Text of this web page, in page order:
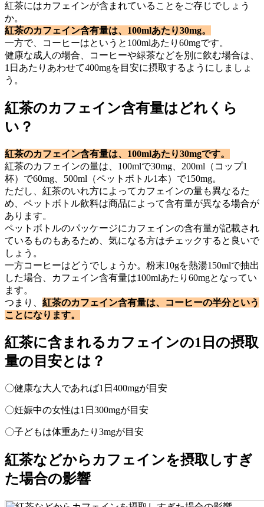
紅茶にはカフェインが含まれていることをご存じでしょう
か。
紅茶のカフェイン含有量は、100mlあたり30mg。
一方で、コーヒーはというと100mlあたり60mgです。
健康な成人の場合、コーヒーや緑茶などを別に飲む場合は、
1日あたりあわせて400mgを目安に摂取するようにしましょ
う。
紅茶のカフェイン含有量はどれくら
い？
紅茶のカフェイン含有量は、100mlあたり30mgです。
紅茶のカフェインの量は、100mlで30mg、200ml（コップ1
杯）で60mg、500ml（ペットボトル1本）で150mg。
ただし、紅茶のいれ方によってカフェインの量も異なるた
め、ペットボトル飲料は商品によって含有量が異なる場合が
あります。
ペットボトルのパッケージにカフェインの含有量が記載され
ているものもあるため、気になる方はチェックすると良いで
しょう。
一方コーヒーはどうでしょうか。粉末10gを熱湯150mlで抽出
した場合、カフェイン含有量は100mlあたり60mgとなってい
ます。
つまり、 紅茶のカフェイン含有量は、コーヒーの半分という
ことになります。
紅茶に含まれるカフェインの1日の摂取
量の目安とは？
〇健康な大人であれば1日400mgが目安
〇妊娠中の女性は1日300mgが目安
〇子どもは体重あたり3mgが目安
紅茶などからカフェインを摂取しすぎ
た場合の影響